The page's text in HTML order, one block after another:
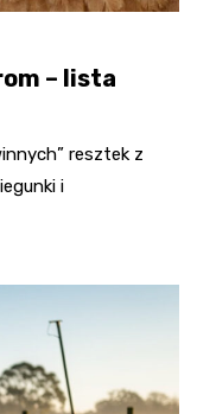
– lista
resztek z
i